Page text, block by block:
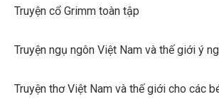
Truyện cổ Grimm toàn tập
Truyện ngụ ngôn Việt Nam và thế giới ý
Truyện thơ Việt Nam và thế giới cho các